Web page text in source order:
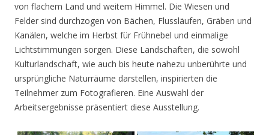
von flachem Land und weitem Himmel. Die Wiesen und
Felder sind durchzogen von Bächen, Flussläufen, Gräben und
Kanälen, welche im Herbst für Frühnebel und einmalige
Lichtstimmungen sorgen. Diese Landschaften, die sowohl
Kulturlandschaft, wie auch bis heute nahezu unberührte und
ursprüngliche Naturräume darstellen, inspirierten die
Teilnehmer zum Fotografieren. Eine Auswahl der
Arbeitsergebnisse präsentiert diese Ausstellung.